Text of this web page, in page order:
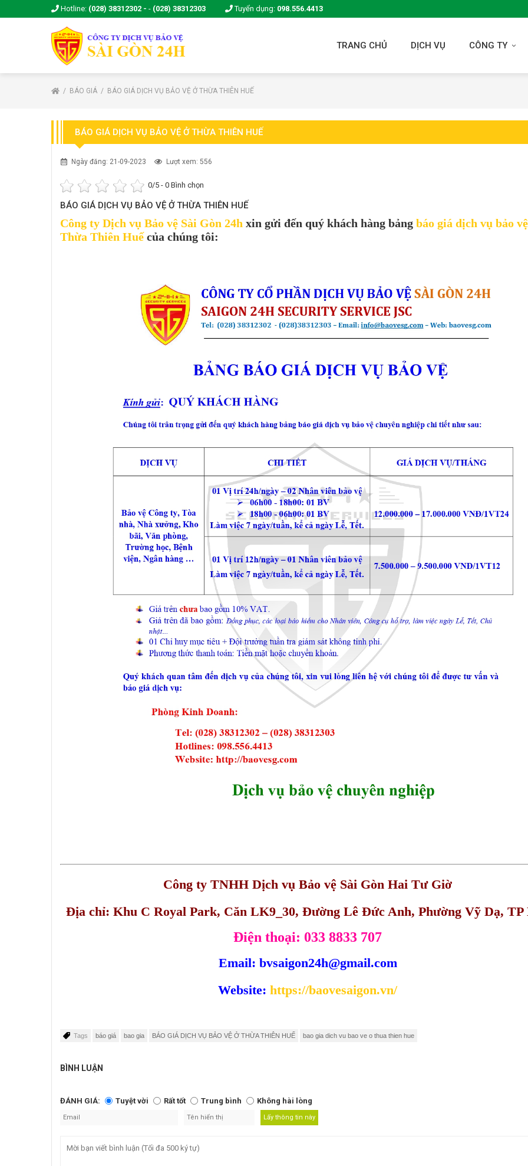
Hotline: (028) 38312302 - - (028) 38312303 Tuyển dụng: 098.556.4413
TRANG CHỦ DỊCH VỤ CÔNG TY
BÁO GIÁ BÁO GIÁ DỊCH VỤ BẢO VỆ Ở THỪA THIÊN HUẾ
BÁO GIÁ DỊCH VỤ BẢO VỆ Ở THỪA THIÊN HUẾ
Ngày đăng: 21-09-2023 Lượt xem: 556
0/5 - 0 Bình chọn
BÁO GIÁ DỊCH VỤ BẢO VỆ Ở THỪA THIÊN HUẾ
Công ty Dịch vụ Bảo vệ Sài Gòn 24h xin gửi đến quý khách hàng bảng báo giá dịch vụ bảo
Thừa Thiên Huếcủa chúng tôi:
Công ty TNHH Dịch vụ Bảo vệ Sài Gòn Hai Tư Giờ
Địa chỉ: Khu C Royal Park, Căn LK9_30, Đường Lê Đức Anh, Phường Vỹ Dạ, TP
Điện thoại: 033 8833 707
Email: bvsaigon24h@gmail.com
Website: https://baovesaigon.vn/
Tags báo giá bao gia BÁO GIÁ DỊCH VỤ BẢO VỆ Ở THỪA THIÊN HUẾ bao gia dich vu bao ve o thua thien hue
BÌNH LUẬN
ĐÁNH GIÁ: Tuyệt vời Rất tốt Trung bình Không hài lòng